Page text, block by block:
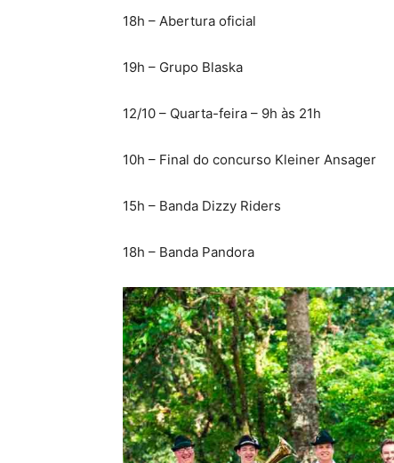
18h – Abertura oficial
19h – Grupo Blaska
12/10 – Quarta-feira – 9h às 21h
10h – Final do concurso Kleiner Ansager
15h – Banda Dizzy Riders
18h – Banda Pandora